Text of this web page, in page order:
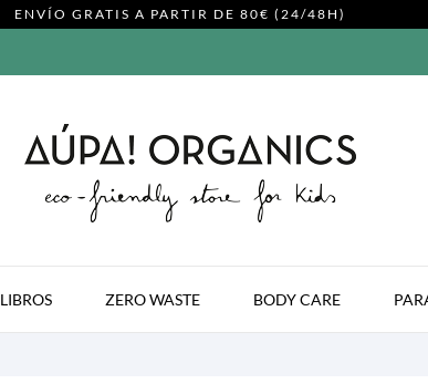
ENVÍO GRATIS A PARTIR DE 80€ (24/48H)
LIBROS ZERO WASTE BODY CARE